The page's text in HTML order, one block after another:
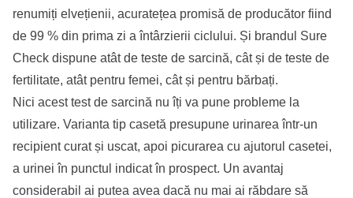
renumiți elvețienii, acuratețea promisă de producător fiind
de 99 % din prima zi a întârzierii ciclului. Și brandul Sure
Check dispune atât de teste de sarcină, cât și de teste de
fertilitate, atât pentru femei, cât și pentru bărbați.
Nici acest test de sarcină nu îți va pune probleme la
utilizare. Varianta tip casetă presupune urinarea într-un
recipient curat și uscat, apoi picurarea cu ajutorul casetei,
a urinei în punctul indicat în prospect. Un avantaj
considerabil ai putea avea dacă nu mai ai răbdare să